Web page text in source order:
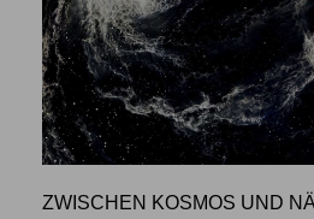
ZWISCHEN KOSMOS UND